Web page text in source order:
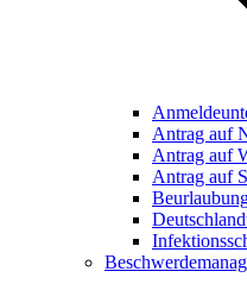
Antrag auf
Antrag auf
Antrag auf